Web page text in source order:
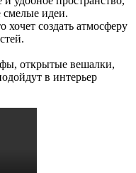
смелые идеи.
создать атмосферу
открытые вешалки,
в интерьер